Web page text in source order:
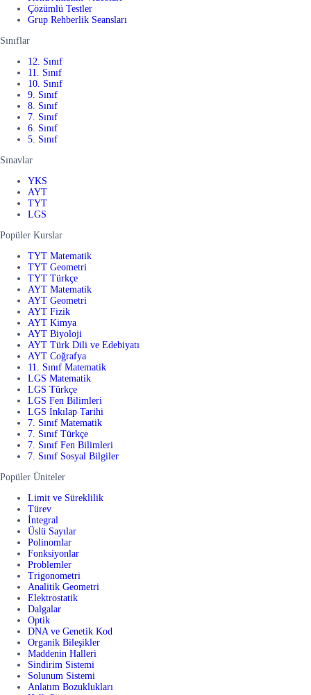
Çözümlü Testler
Grup Rehberlik Seansları
Sınıflar
12. Sınıf
11. Sınıf
10. Sınıf
9. Sınıf
8. Sınıf
7. Sınıf
6. Sınıf
5. Sınıf
Sınavlar
YKS
AYT
TYT
LGS
Popüler Kurslar
TYT Matematik
TYT Geometri
TYT Türkçe
AYT Matematik
AYT Geometri
AYT Fizik
AYT Kimya
AYT Biyoloji
AYT Türk Dili ve Edebiyatı
AYT Coğrafya
11. Sınıf Matematik
LGS Matematik
LGS Türkçe
LGS Fen Bilimleri
LGS İnkılap Tarihi
7. Sınıf Matematik
7. Sınıf Türkçe
7. Sınıf Fen Bilimleri
7. Sınıf Sosyal Bilgiler
Popüler Üniteler
Limit ve Süreklilik
Türev
İntegral
Üslü Sayılar
Polinomlar
Fonksiyonlar
Problemler
Trigonometri
Analitik Geometri
Elektrostatik
Dalgalar
Optik
DNA ve Genetik Kod
Organik Bileşikler
Maddenin Halleri
Sindirim Sistemi
Solunum Sistemi
Anlatım Bozuklukları